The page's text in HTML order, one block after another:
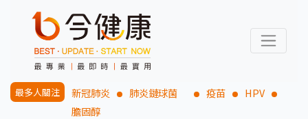
最多人關注 新冠肺炎 肺炎鏈球菌 疫苗
HPV
膽固醇